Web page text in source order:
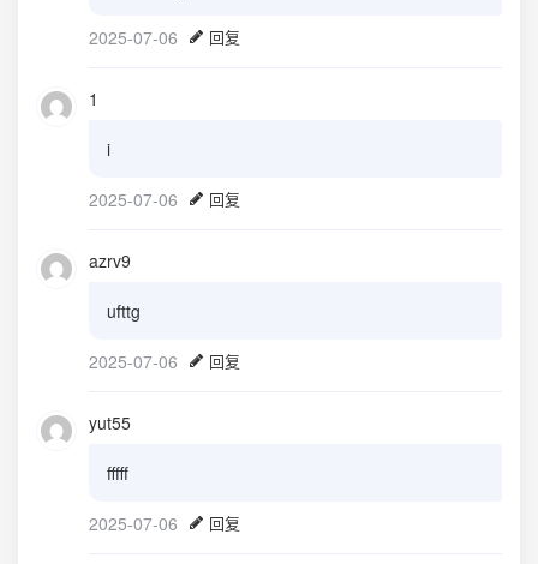
2025-07-06 回复
1
i
2025-07-06 回复
azrv9
ufttg
2025-07-06 回复
yut55
fffff
2025-07-06 回复